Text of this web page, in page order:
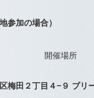
参加の場合）
開催場所
梅田２丁目４−９ ブリ